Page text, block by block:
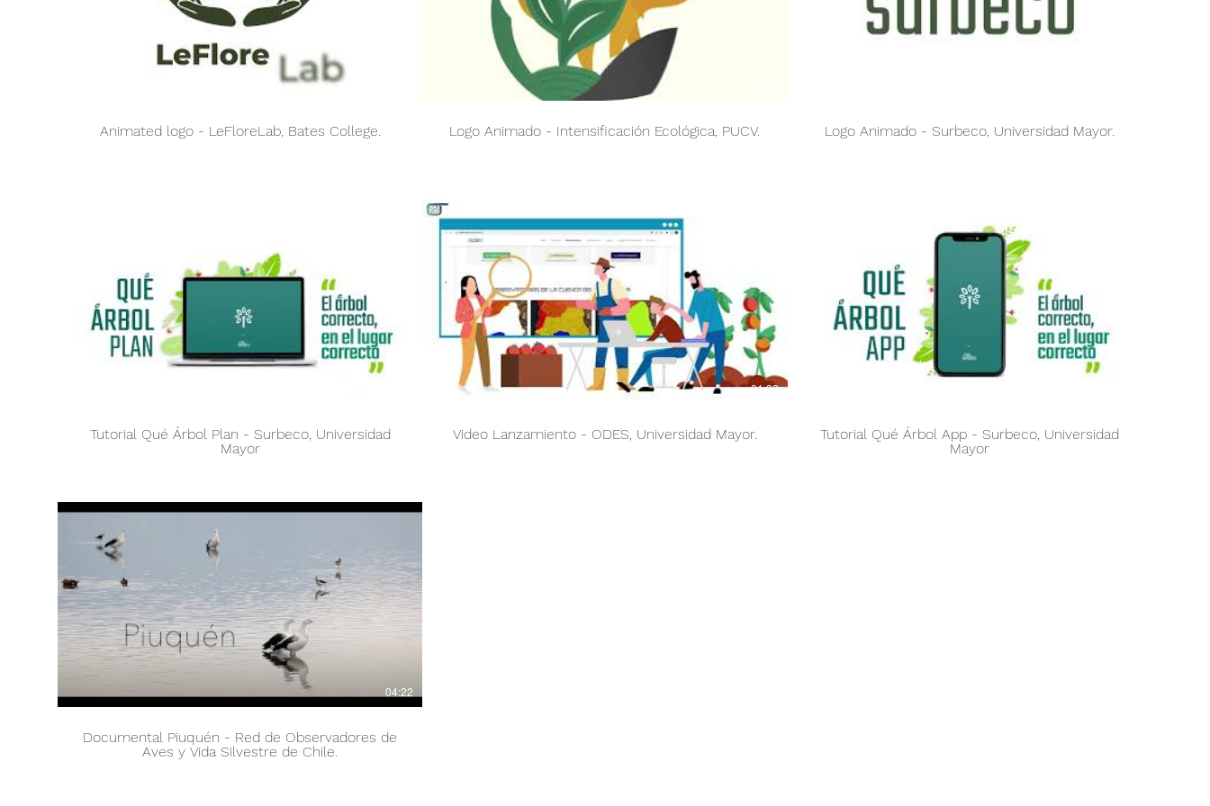
Animated logo - LeFloreLab, Bates College. Logo Animado - Intensificación Ecológica, PUCV. Logo Animado - Surbeco, Universidad Mayor.
Tutorial Qué Árbol Plan - Surbeco, Universidad
Mayor
01:22
Video Lanzamiento - ODES, Universidad Mayor.
Tutorial Qué Árbol App - Surbeco, Universidad
Mayor
04:22
Documental Piuquén - Red de Observadores de
Aves y Vida Silvestre de Chile.